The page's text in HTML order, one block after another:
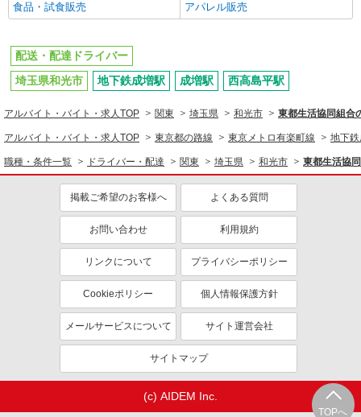
食品・試食販売
アパレル販売
TOPへ
配送・配達ドライバー
埼玉県和光市
地下鉄成増駅 成増駅 西高島平駅
アルバイト・バイト・求人TOP 関東 埼玉県 和光市 東都生活協同組合
アルバイト・バイト・求人TOP 東京都の路線 東京メトロ有楽町線 地下
職種・条件一覧 ドライバー・配達 関東 埼玉県 和光市 東都生活協
掲載ご希望のお客様へ よくある質問
お問い合わせ 利用規約
リンクについて プライバシーポリシー
Cookieポリシー 個人情報保護方針
メールサービスについて サイト運営会社
サイトマップ
(c) AIDEM Inc.